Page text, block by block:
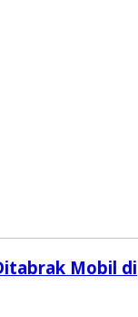
Mobil di